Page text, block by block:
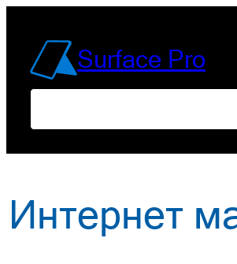
содержимомуSurface Pro
Интернет